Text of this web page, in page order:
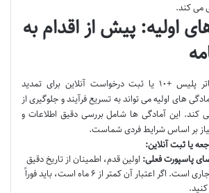
می کند.
اولیه: پیش از اقدام به
پیش از مراجعه به دفاتر پلیس +۱۰ یا ثبت درخواست آنلاین برای تمدید
های اولیه می تواند به تسریع فرآیند و جلوگیری از
کند. این آمادگی ها شامل بررسی دقیق اطلاعات و
بر اساس شرایط فردی شماست.
یا ثبت آنلاین:
پاسپورت فعلی: اولین قدم، اطمینان از تاریخ دقیق
انقضای گذرنامه جاری است. اگر اعتبار آن کمتر از ۶ ماه است، باید فوراً